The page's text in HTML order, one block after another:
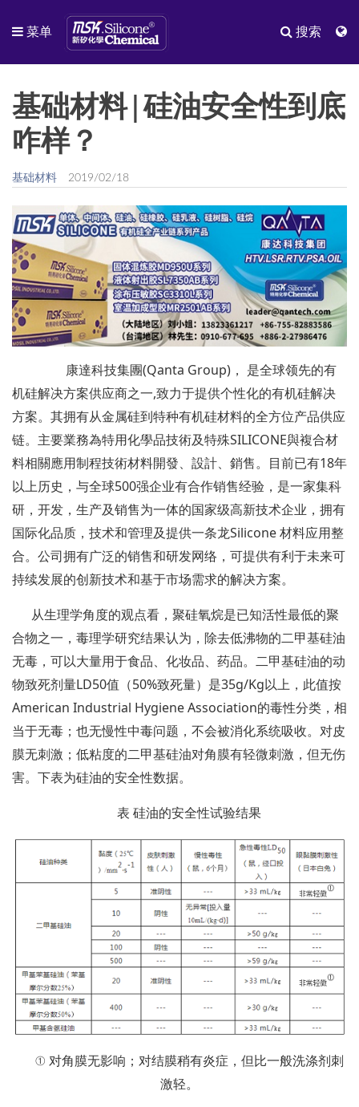
菜单 搜索
基础材料|硅油安全性到底
咋样？
基础材料 2019/02/18
康達科技集團(Qanta Group)， 是全球领先的有
机硅解决方案供应商之一,致力于提供个性化的有机硅解决
方案。其拥有从金属硅到特种有机硅材料的全方位产品供应
链。主要業務為特用化學品技術及特殊SILICONE與複合材
料相關應用制程技術材料開發、設計、銷售。目前已有18年
以上历史，与全球500强企业有合作销售经验，是一家集科
研，开发，生产及销售为一体的国家级高新技术企业，拥有
国际化品质，技术和管理及提供一条龙Silicone 材料应用整
合。公司拥有广泛的销售和研发网络，可提供有利于未来可
持续发展的创新技术和基于市场需求的解决方案。
从生理学角度的观点看，聚硅氧烷是已知活性最低的聚
合物之一，毒理学研究结果认为，除去低沸物的二甲基硅油
无毒，可以大量用于食品、化妆品、药品。二甲基硅油的动
物致死剂量LD50值（50%致死量）是35g/Kg以上，此值按
American Industrial Hygiene Association的毒性分类，相
当于无毒；也无慢性中毒问题，不会被消化系统吸收。对皮
膜无刺激；低粘度的二甲基硅油对角膜有轻微刺激，但无伤
害。下表为硅油的安全性数据。
表 硅油的安全性试验结果
① 对角膜无影响；对结膜稍有炎症，但比一般洗涤剂刺
激轻。